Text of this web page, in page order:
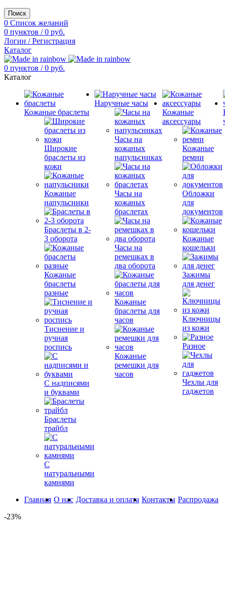
Поиск
0 Список желаний
0 пунктов / 0 руб.
Логин / Регистрация
Каталог
0 пунктов / 0 руб.
Каталог
Кожаные браслеты
Широкие
браслеты из
кожи
Кожаные
напульсники
Браслеты в 2-
3 оборота
Кожаные
браслеты
разные
Тиснение и
ручная
роспись
С надписями
и буквами
Браслеты
трайбл
С
натуральными
камнями
Наручные часы
Часы на
кожаных
напульсниках
Часы на
кожаных
браслетах
Часы на
ремешках в
два оборота
Кожаные
браслеты для
часов
Кожаные
ремешки для
часов
Кожаные
аксессуары
Кожаные
ремни
Обложки
для
документов
Кожаные
кошельки
Зажимы
для денег
Ключницы
из кожи
Разное
Чехлы для
гаджетов
Главная О нас Доставка и оплата Контакты Распродажа
-23%